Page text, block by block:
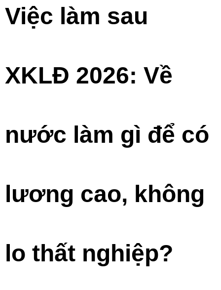
Việc làm sau
XKLĐ 2026: Về
nước làm gì để có
lương cao, không
lo thất nghiệp?